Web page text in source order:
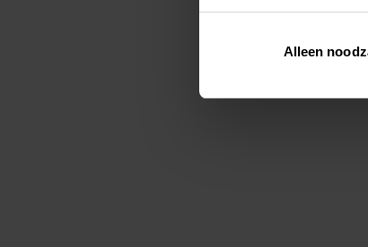
Via "Cookie
intrekken op ons
Alleen